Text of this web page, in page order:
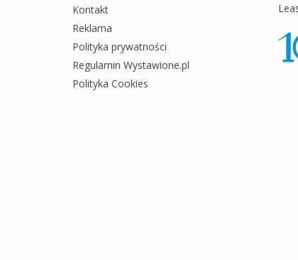
Kontakt
Reklama
Polityka prywatności
Regulamin Wystawione.pl
Polityka Cookies